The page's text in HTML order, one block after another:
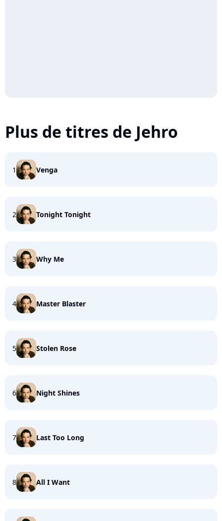
Plus de titres de Jehro
1 Venga
2 Tonight Tonight
3 Why Me
4 Master Blaster
5 Stolen Rose
6 Night Shines
7 Last Too Long
8 All I Want